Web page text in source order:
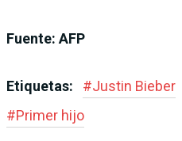
Fuente: AFP
Etiquetas: #Justin Bieber
#Primer hijo